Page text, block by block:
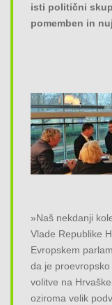
isti politični
pomemben in
»Naš nekdanji
Vlade Republike
Evropskem
da je
volitve na
oziroma velik